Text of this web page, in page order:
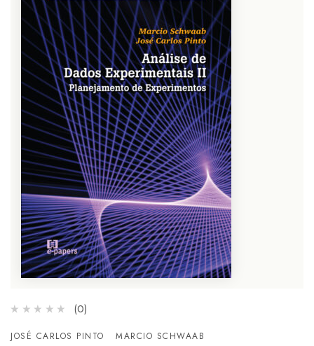
(0)
JOSÉ CARLOS PINTO MARCIO SCHWAAB